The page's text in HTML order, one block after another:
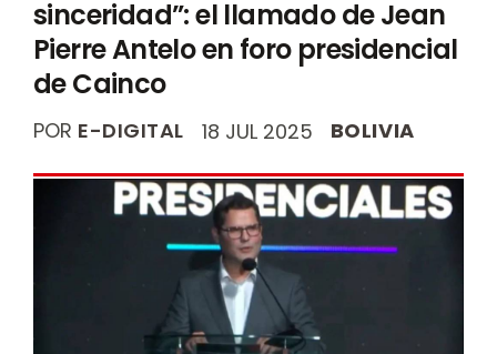
sinceridad”: el llamado de Jean
Pierre Antelo en foro presidencial
de Cainco
POR E-DIGITAL 18 JUL 2025 BOLIVIA